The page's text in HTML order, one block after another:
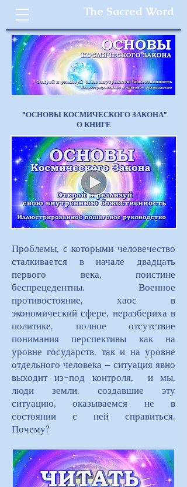
The Sacred Word
"ОСНОВЫ КОСМИЧЕСКОГО ЗАКОНА"
О КНИГЕ
Проблемы, с которыми человечество
сталкивается в начале двадцать
первого века, поистине
беспрецедентны. Военное
противостояние, хаос в
экономический сфере, неразбериха в
политике, полное отсутствие
понимания перспективы как на
уровне государств, так и на уровне
отдельного человека – ситуация явно
выходит из-под контроля, и мы,
люди земли, создавшие эту
ситуацию, оказываемся не в
состоянии с ней справиться.
Почему?